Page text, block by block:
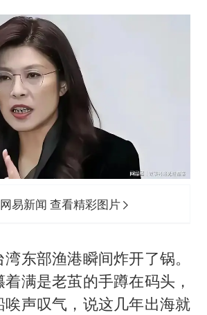
易新闻 查看精彩图片
东部渔港瞬间炸开了锅。
满是老茧的手蹲在码头，
唉声叹气，说这几年出海就